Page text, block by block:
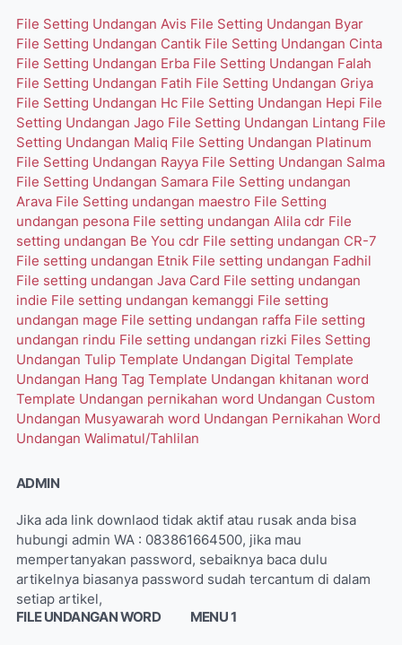
File Setting Undangan Avis File Setting Undangan Byar
File Setting Undangan Cantik File Setting Undangan Cinta
File Setting Undangan Erba File Setting Undangan Falah
File Setting Undangan Fatih File Setting Undangan Griya
File Setting Undangan Hc File Setting Undangan Hepi File
Setting Undangan Jago File Setting Undangan Lintang File
Setting Undangan Maliq File Setting Undangan Platinum
File Setting Undangan Rayya File Setting Undangan Salma
File Setting Undangan Samara File Setting undangan
Arava File Setting undangan maestro File Setting
undangan pesona File setting undangan Alila cdr File
setting undangan Be You cdr File setting undangan CR-7
File setting undangan Etnik File setting undangan Fadhil
File setting undangan Java Card File setting undangan
indie File setting undangan kemanggi File setting
undangan mage File setting undangan raffa File setting
undangan rindu File setting undangan rizki Files Setting
Undangan Tulip Template Undangan Digital Template
Undangan Hang Tag Template Undangan khitanan word
Template Undangan pernikahan word Undangan Custom
Undangan Musyawarah word Undangan Pernikahan Word
Undangan Walimatul/Tahlilan
ADMIN
Jika ada link downlaod tidak aktif atau rusak anda bisa
hubungi admin WA : 083861664500, jika mau
mempertanyakan password, sebaiknya baca dulu
artikelnya biasanya password sudah tercantum di dalam
setiap artikel,
FILE UNDANGAN WORD
MENU 1